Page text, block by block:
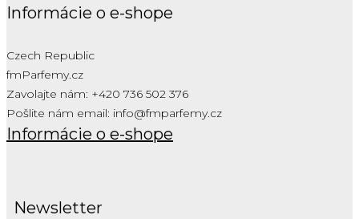
Informácie o e-shope
Czech Republic
fmParfemy.cz
Zavolajte nám: +420 736 502 376
Pošlite nám email: info@fmparfemy.cz
Informácie o e-shope
Newsletter